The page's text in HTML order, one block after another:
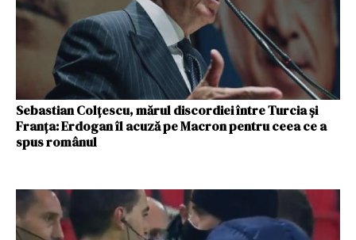
Sebastian Colţescu, mărul discordiei între Turcia şi
Franţa: Erdogan îl acuză pe Macron pentru ceea ce a
spus românul